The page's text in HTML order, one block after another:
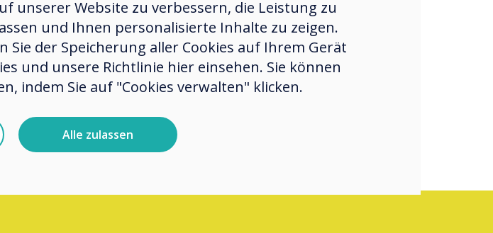
und bauen Sie von
dort aus ein Produkt
auf
unserer Website zu verbessern, die Leistung zu
und Ihnen personalisierte Inhalte zu zeigen.
Sie der Speicherung aller Cookies auf Ihrem Gerät
und unsere Richtlinie hier einsehen. Sie können
indem Sie auf "Cookies verwalten" klicken.
Alle zulassen